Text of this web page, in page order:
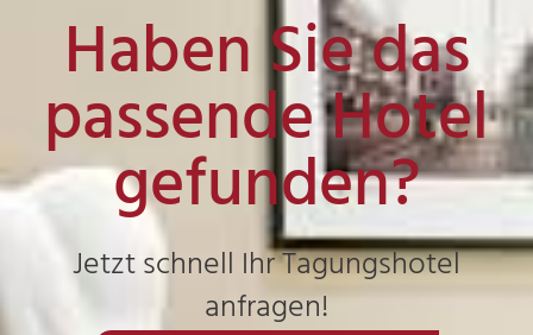
Haben Sie das
passende Hotel
gefunden?
Jetzt schnell Ihr Tagungshotel
anfragen!